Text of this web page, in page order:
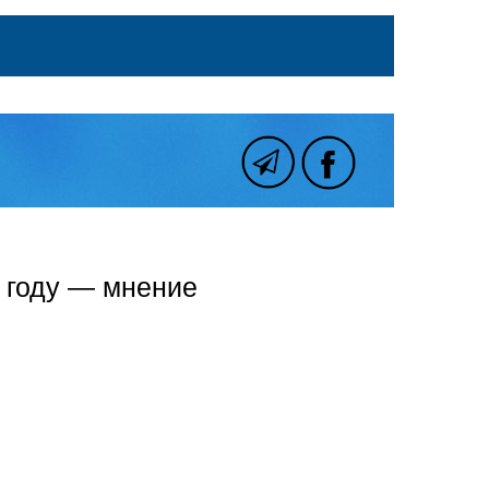
году — мнение